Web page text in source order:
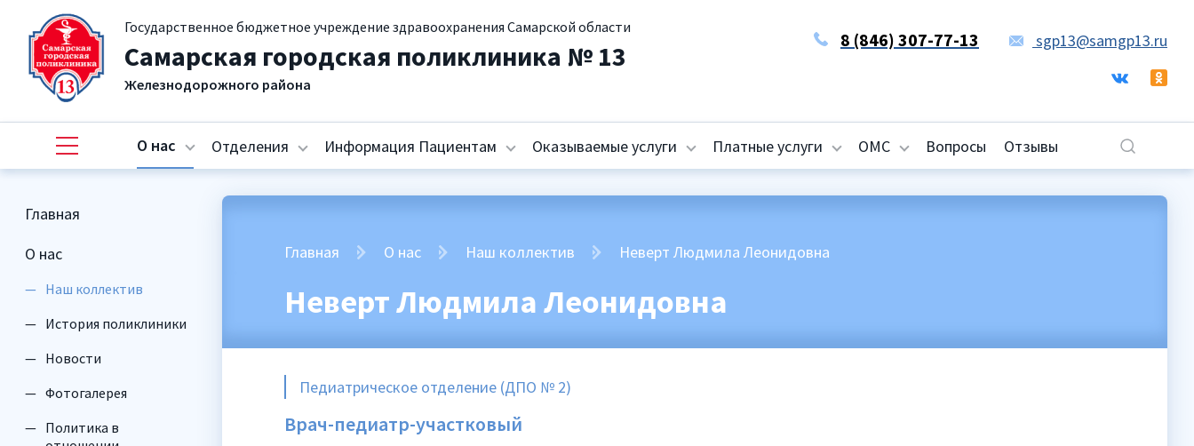
Государственное бюджетное учреждение здравоохранения Самарской области
Самарская городская поликлиника № 13
Железнодорожного района
8 (846) 307-77-13 sgp13@samgp13.ru
О нас Отделения Информация Пациентам Оказываемые услуги Платные услуги ОМС Вопросы Отзывы
Главная
О нас
Наш коллектив
История поликлиники
Новости
Фотогалерея
Политика в
Главная О нас Наш коллектив Неверт Людмила Леонидовна
Неверт Людмила Леонидовна
Педиатрическое отделение (ДПО № 2)
Врач-педиатр-участковый